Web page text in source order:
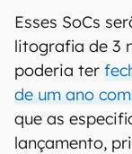
Esses SoCs
litografia de 3
poderia ter
de um ano
que as
lançamento,